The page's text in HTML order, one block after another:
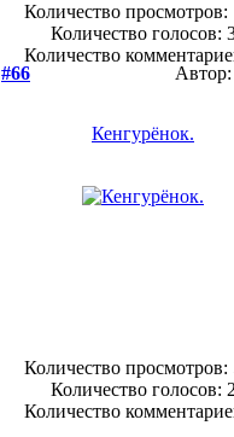
Количество просмотров:
Количество голосов:
Количество
#66
Кенгурёнок.
Количество просмотров:
Количество голосов:
Количество